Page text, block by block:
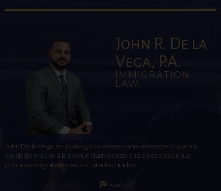
John R. De la
Vega, P.A.
IMMIGRATION
LAW
John De la Vega es un abogado venezolano-americano que ha
ayudado mucho a la comunidad venezolana e hispana en sus
procesos migratorios en los Estados Unidos.
ASILO